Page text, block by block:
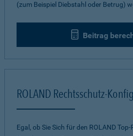
(zum Beispiel Diebstahl oder Betrug)
Beitrag
ROLAND Rechtsschutz-
Egal, ob Sie Sich für den ROLAND